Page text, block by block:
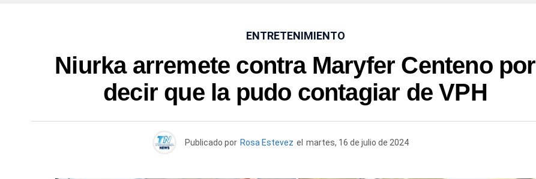
ENTRETENIMIENTO
Niurka arremete contra Maryfer Centeno por
decir que la pudo contagiar de VPH
Publicado por Rosa Estevez el martes, 16 de julio de 2024